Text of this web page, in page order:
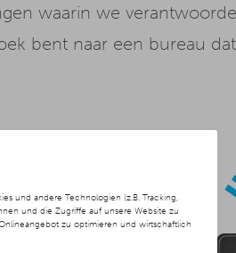
und andere Technologien (z.B. Tracking,
und die Zugriffe auf unsere Website zu
zu optimieren und wirtschaftlich
waarin we
bent naar een bureau